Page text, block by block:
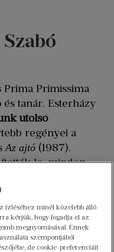
Prima Primissima
tanár. Esterházy
utolsó
regényei a
Az ajtó (1987).
le, minden
verseskötete, a
aminek
ítélték oda az
ízléséhez minél közelebb álló
kérjük, hogy fogadja el az
megnyomásával. Ennek
szempontjából
de cookie-preferenciáit